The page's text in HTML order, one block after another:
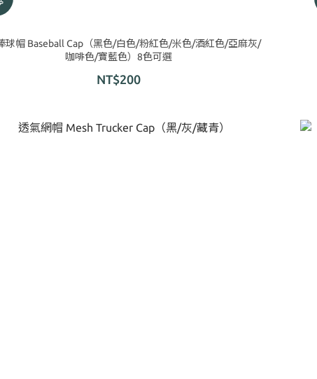
球帽 Baseball Cap（黑色/白色/粉紅色/米色/酒紅色/亞麻灰/
咖啡色/寶藍色）8色可選
NT$200